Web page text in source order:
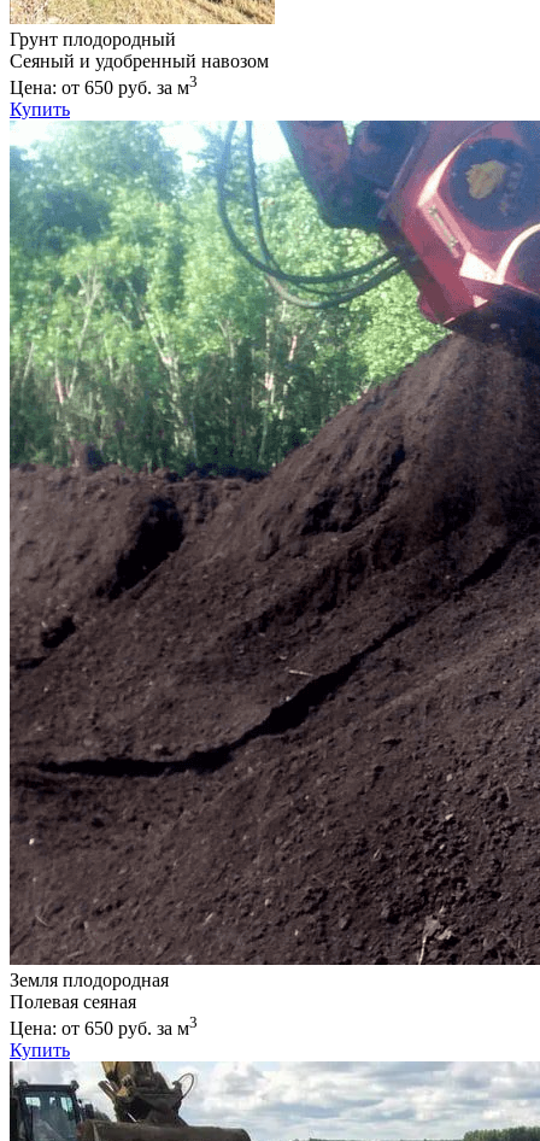
Грунт плодородный
Сеяный и удобренный навозом
Цена: от 650 руб. за м3
Купить
Земля плодородная
Полевая сеяная
Цена: от 650 руб. за м3
Купить